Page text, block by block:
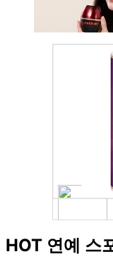
HOT 연예 스